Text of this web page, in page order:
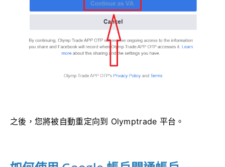
之後，您將被自動重定向到 Olymptrade 平台。